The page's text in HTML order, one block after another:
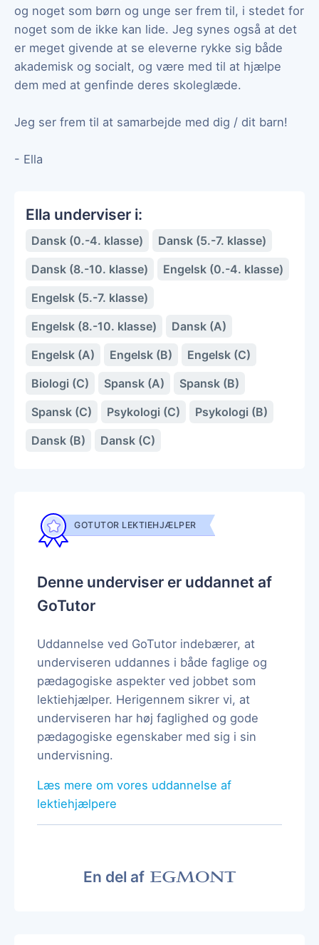
og noget som børn og unge ser frem til, i stedet for
noget som de ikke kan lide. Jeg synes også at det
er meget givende at se eleverne rykke sig både
akademisk og socialt, og være med til at hjælpe
dem med at genfinde deres skoleglæde.
Jeg ser frem til at samarbejde med dig / dit barn!
- Ella
Ella underviser i:
Dansk (0.-4. klasse)
Dansk (5.-7. klasse)
Dansk (8.-10. klasse)
Engelsk (0.-4. klasse)
Engelsk (5.-7. klasse)
Engelsk (8.-10. klasse)
Dansk (A)
Engelsk (A)
Engelsk (B)
Engelsk (C)
Biologi (C)
Spansk (A)
Spansk (B)
Spansk (C)
Psykologi (C)
Psykologi (B)
Dansk (B)
Dansk (C)
GOTUTOR LEKTIEHJÆLPER
Denne underviser er uddannet af
GoTutor
Uddannelse ved GoTutor indebærer, at
underviseren uddannes i både faglige og
pædagogiske aspekter ved jobbet som
lektiehjælper. Herigennem sikrer vi, at
underviseren har høj faglighed og gode
pædagogiske egenskaber med sig i sin
undervisning.
Læs mere om vores uddannelse af
lektiehjælpere
En del af